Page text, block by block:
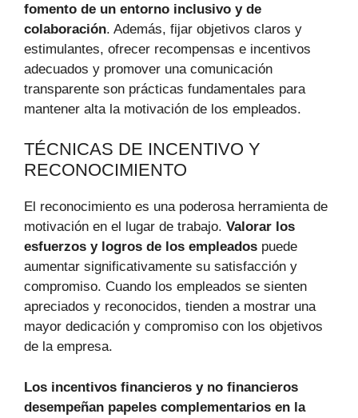
fomento de un entorno inclusivo y de
colaboración. Además, fijar objetivos claros y
estimulantes, ofrecer recompensas e incentivos
adecuados y promover una comunicación
transparente son prácticas fundamentales para
mantener alta la motivación de los empleados.
TÉCNICAS DE INCENTIVO Y
RECONOCIMIENTO
El reconocimiento es una poderosa herramienta de
motivación en el lugar de trabajo. Valorar los
esfuerzos y logros de los empleados puede
aumentar significativamente su satisfacción y
compromiso. Cuando los empleados se sienten
apreciados y reconocidos, tienden a mostrar una
mayor dedicación y compromiso con los objetivos
de la empresa.
Los incentivos financieros y no financieros
desempeñan papeles complementarios en la